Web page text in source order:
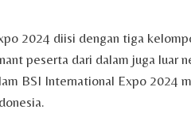
2024 diisi dengan tiga
peserta dari dalam juga luar
BSI International Expo 2024